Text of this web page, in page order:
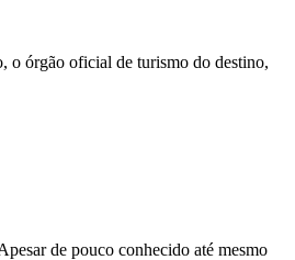
o órgão oficial de turismo do destino,
de pouco conhecido até mesmo